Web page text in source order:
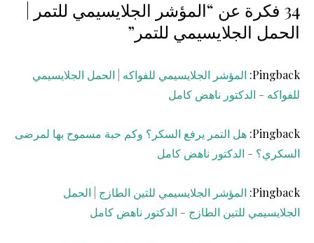
34 فكرة عن “المؤشر الجلايسيمي للتمر |
الحمل الجلايسيمي للتمر”
Pingback: المؤشر الجلايسيمي للفواكه | الحمل الجلايسيمي
للفواكه - الدكتور ناهض كامل
Pingback: هل التمر يرفع السكر؟ وكم حبة مسموح بها لمرضى
السكري؟ - الدكتور ناهض كامل
Pingback: المؤشر الجلايسيمي للتين الطازج | الحمل
الجلايسيمي للتين الطازج - الدكتور ناهض كامل